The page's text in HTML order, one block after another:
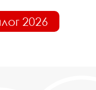
2026